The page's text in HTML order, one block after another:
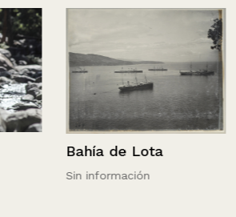
Bahía de Lota
Sin información